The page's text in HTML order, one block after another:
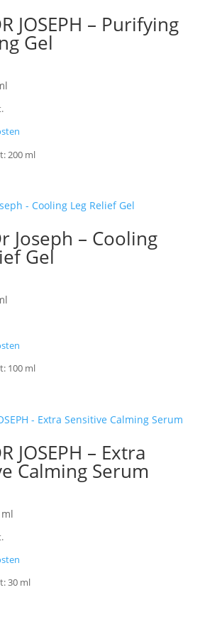
JOSEPH – Purifying
Gel
200 ml
Joseph – Cooling
Gel
100 ml
JOSEPH – Extra
Calming Serum
ml
30 ml